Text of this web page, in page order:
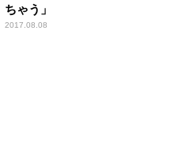
ちゃう」
2017.08.08